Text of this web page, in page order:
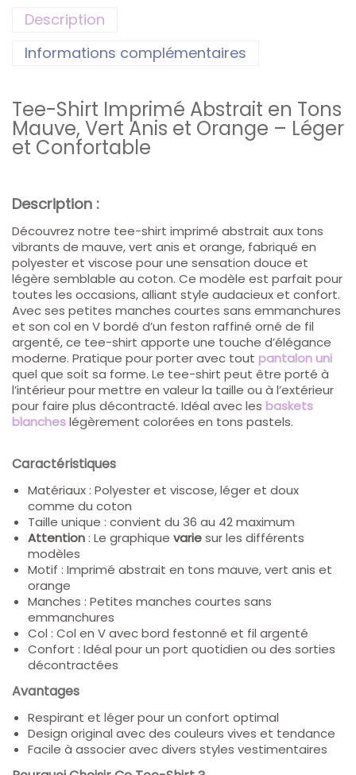
Description
Informations complémentaires
Tee-Shirt Imprimé Abstrait en Tons
Mauve, Vert Anis et Orange – Léger
et Confortable
Description :
Découvrez notre tee-shirt imprimé abstrait aux tons
vibrants de mauve, vert anis et orange, fabriqué en
polyester et viscose pour une sensation douce et
légère semblable au coton. Ce modèle est parfait pour
toutes les occasions, alliant style audacieux et confort.
Avec ses petites manches courtes sans emmanchures
et son col en V bordé d’un feston raffiné orné de fil
argenté, ce tee-shirt apporte une touche d’élégance
moderne. Pratique pour porter avec tout pantalon uni
quel que soit sa forme. Le tee-shirt peut être porté à
l’intérieur pour mettre en valeur la taille ou à l’extérieur
pour faire plus décontracté. Idéal avec les baskets
blancheslégèrement colorées en tons pastels.
Caractéristiques
Matériaux: Polyester et viscose, léger et doux
comme du coton
Taille unique : convient du 36 au 42 maximum
Attention: Le graphique variesur les différents
modèles
Motif : Imprimé abstrait en tons mauve, vert anis et
orange
Manches : Petites manches courtes sans
emmanchures
Col : Col en V avec bord festonné et fil argenté
Confort : Idéal pour un port quotidien ou des sorties
décontractées
Avantages
Respirant et léger pour un confort optimal
Design original avec des couleurs vives et tendance
Facile à associer avec divers styles vestimentaires